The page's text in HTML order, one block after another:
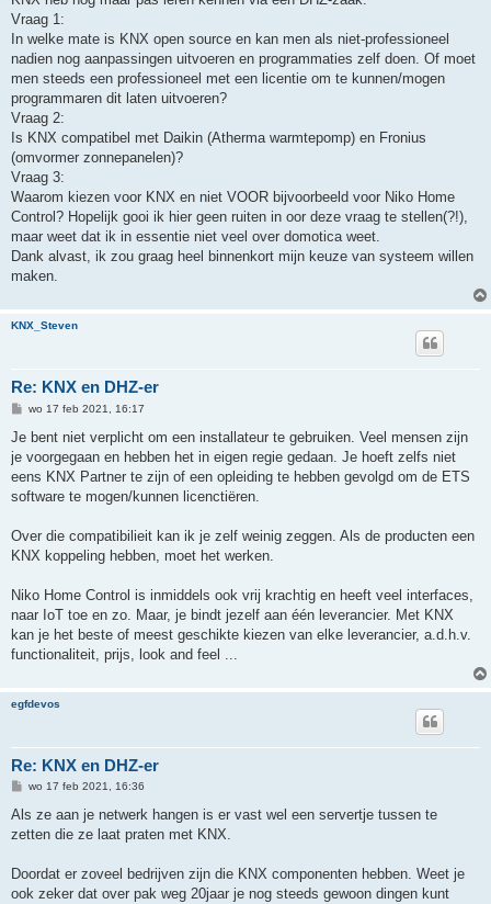
Vraag 1:
In welke mate is KNX open source en kan men als niet-professioneel
nadien nog aanpassingen uitvoeren en programmaties zelf doen. Of moet
men steeds een professioneel met een licentie om te kunnen/mogen
programmaren dit laten uitvoeren?
Vraag 2:
Is KNX compatibel met Daikin (Atherma warmtepomp) en Fronius
(omvormer zonnepanelen)?
Vraag 3:
Waarom kiezen voor KNX en niet VOOR bijvoorbeeld voor Niko Home
Control? Hopelijk gooi ik hier geen ruiten in oor deze vraag te stellen(?!),
maar weet dat ik in essentie niet veel over domotica weet.
Dank alvast, ik zou graag heel binnenkort mijn keuze van systeem willen
maken.
KNX_Steven
Re: KNX en DHZ-er
B
r
c
h
wo 17 feb 2021, 16:17
Je bent niet verplicht om een installateur te gebruiken. Veel mensen zijn
je voorgegaan en hebben het in eigen regie gedaan. Je hoeft zelfs niet
eens KNX Partner te zijn of een opleiding te hebben gevolgd om de ETS
software te mogen/kunnen licenctiëren.
Over die compatibilieit kan ik je zelf weinig zeggen. Als de producten een
KNX koppeling hebben, moet het werken.
Niko Home Control is inmiddels ook vrij krachtig en heeft veel interfaces,
naar IoT toe en zo. Maar, je bindt jezelf aan één leverancier. Met KNX
kan je het beste of meest geschikte kiezen van elke leverancier, a.d.h.v.
functionaliteit, prijs, look and feel ...
egfdevos
Re: KNX en DHZ-er
B
r
c
wo 17 feb 2021, 16:36
Als ze aan je netwerk hangen is er vast wel een servertje tussen te
zetten die ze laat praten met KNX.
Doordat er zoveel bedrijven zijn die KNX componenten hebben. Weet je
ook zeker dat over pak weg 20jaar je nog steeds gewoon dingen kunt